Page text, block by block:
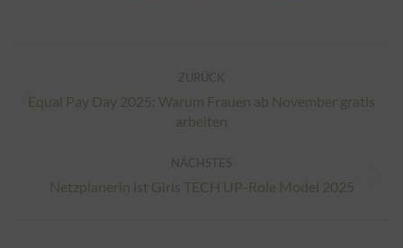
ZURÜCK
Vorheriger
Beitrag:
Equal Pay Day 2025: Warum Frauen ab November gratis
arbeiten
NÄCHSTES
Nächster
Netzplanerin ist Girls TECH UP-Role Model 2025